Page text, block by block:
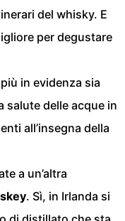
del whisky. E
per degustare
in evidenza sia
salute delle acque in
all’insegna della
a un’altra
. Sì, in Irlanda si